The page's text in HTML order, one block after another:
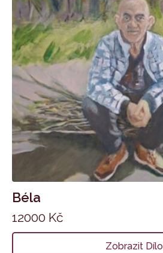
Béla
12000 Kč
Zobrazit Dílo